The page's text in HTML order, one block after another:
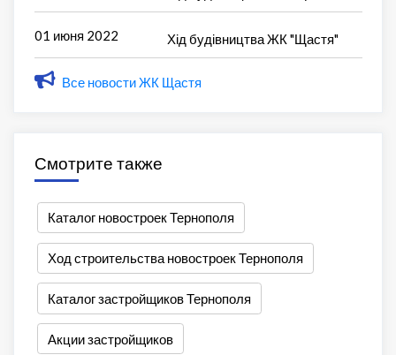
01 июня 2022 Хід будівництва ЖК "Щастя"
Все новости ЖК Щастя
Смотрите также
Каталог новостроек Тернополя
Ход строительства новостроек Тернополя
Каталог застройщиков Тернополя
Акции застройщиков